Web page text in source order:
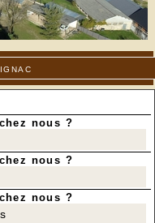
nous ?
nous ?
nous ?